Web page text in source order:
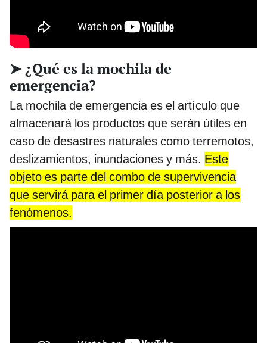
➤ ¿Qué es la mochila de
emergencia?
La mochila de emergencia es el artículo que
almacenará los productos que serán útiles en
caso de desastres naturales como terremotos,
deslizamientos, inundaciones y más. Este
objeto es parte del combo de supervivencia
que servirá para el primer día posterior a los
fenómenos.